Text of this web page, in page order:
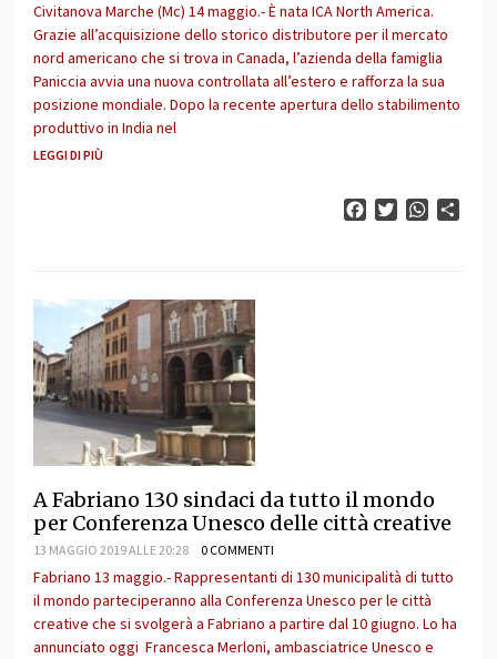
Civitanova Marche (Mc) 14 maggio.- È nata ICA North America.
Grazie all’acquisizione dello storico distributore per il mercato
nord americano che si trova in Canada, l’azienda della famiglia
Paniccia avvia una nuova controllata all’estero e rafforza la sua
posizione mondiale. Dopo la recente apertura dello stabilimento
produttivo in India nel
LEGGI DI PIÙ
FacebookTwitter
A Fabriano 130 sindaci da tutto il mondo
per Conferenza Unesco delle città creative
13 MAGGIO 2019 ALLE 20:28 0 COMMENTI
Fabriano 13 maggio.- Rappresentanti di 130 municipalità di tutto
il mondo parteciperanno alla Conferenza Unesco per le città
creative che si svolgerà a Fabriano a partire dal 10 giugno. Lo ha
annunciato oggi Francesca Merloni, ambasciatrice Unesco e